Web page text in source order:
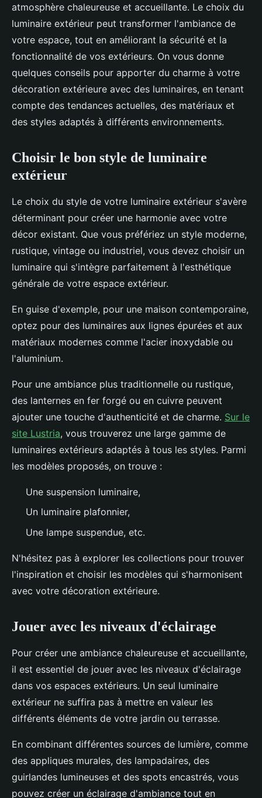
atmosphère chaleureuse et accueillante. Le choix du
luminaire extérieur peut transformer l'ambiance de
votre espace, tout en améliorant la sécurité et la
fonctionnalité de vos extérieurs. On vous donne
quelques conseils pour apporter du charme à votre
décoration extérieure avec des luminaires, en tenant
compte des tendances actuelles, des matériaux et
des styles adaptés à différents environnements.
Choisir le bon style de luminaire
extérieur
Le choix du style de votre luminaire extérieur s'avère
déterminant pour créer une harmonie avec votre
décor existant. Que vous préfériez un style moderne,
rustique, vintage ou industriel, vous devez choisir un
luminaire qui s'intègre parfaitement à l'esthétique
générale de votre espace extérieur.
En guise d'exemple, pour une maison contemporaine,
optez pour des luminaires aux lignes épurées et aux
matériaux modernes comme l'acier inoxydable ou
l'aluminium.
Pour une ambiance plus traditionnelle ou rustique,
des lanternes en fer forgé ou en cuivre peuvent
ajouter une touche d'authenticité et de charme. Sur le
site Lustria, vous trouverez une large gamme de
luminaires extérieurs adaptés à tous les styles. Parmi
les modèles proposés, on trouve :
Une suspension luminaire,
Un luminaire plafonnier,
Une lampe suspendue, etc.
N'hésitez pas à explorer les collections pour trouver
l'inspiration et choisir les modèles qui s'harmonisent
avec votre décoration extérieure.
Jouer avec les niveaux d'éclairage
Pour créer une ambiance chaleureuse et accueillante,
il est essentiel de jouer avec les niveaux d'éclairage
dans vos espaces extérieurs. Un seul luminaire
extérieur ne suffira pas à mettre en valeur les
différents éléments de votre jardin ou terrasse.
En combinant différentes sources de lumière, comme
des appliques murales, des lampadaires, des
guirlandes lumineuses et des spots encastrés, vous
pouvez créer un éclairage d'ambiance tout en